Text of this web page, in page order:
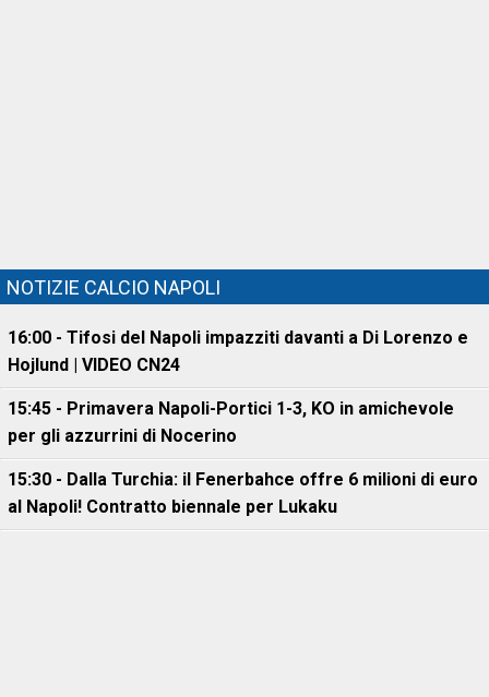
NOTIZIE CALCIO NAPOLI
16:00 - Tifosi del Napoli impazziti davanti a Di Lorenzo e
Hojlund | VIDEO CN24
15:45 - Primavera Napoli-Portici 1-3, KO in amichevole
per gli azzurrini di Nocerino
15:30 - Dalla Turchia: il Fenerbahce offre 6 milioni di euro
al Napoli! Contratto biennale per Lukaku